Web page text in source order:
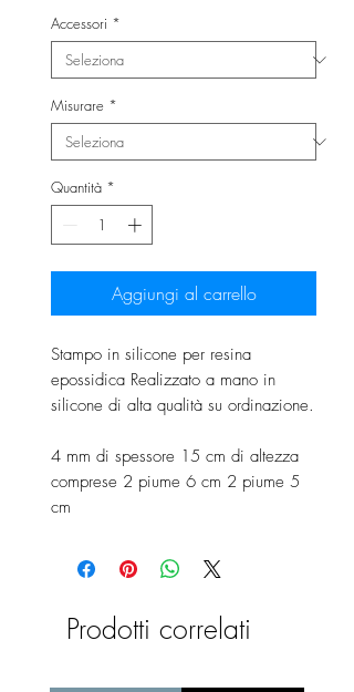
Accessori *
Misurare *
Quantità *
Aggiungi al carrello
Stampo in silicone per resina
epossidica Realizzato a mano in
silicone di alta qualità su ordinazione.
4 mm di spessore 15 cm di altezza
comprese 2 piume 6 cm 2 piume 5
cm
Prodotti correlati